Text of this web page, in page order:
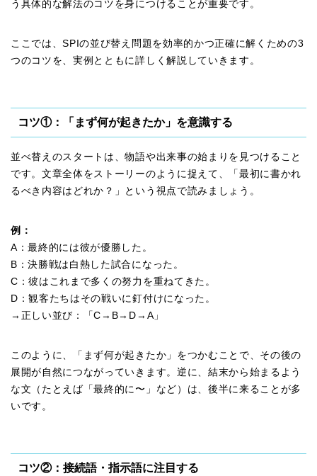
う具体的な解法のコツを身につけることが重要です。
ここでは、SPIの並び替え問題を効率的かつ正確に解くための3
つのコツを、実例とともに詳しく解説していきます。
コツ①：「まず何が起きたか」を意識する
並べ替えのスタートは、物語や出来事の始まりを見つけること
です。文章全体をストーリーのように捉えて、「最初に書かれ
るべき内容はどれか？」という視点で読みましょう。
例：
A：最終的には彼が優勝した。
B：決勝戦は白熱した試合になった。
C：彼はこれまで多くの努力を重ねてきた。
D：観客たちはその戦いに釘付けになった。
→正しい並び：「C→B→D→A」
このように、「まず何が起きたか」をつかむことで、その後の
展開が自然につながっていきます。逆に、結末から始まるよう
な文（たとえば「最終的に〜」など）は、後半に来ることが多
いです。
コツ②：接続語・指示語に注目する